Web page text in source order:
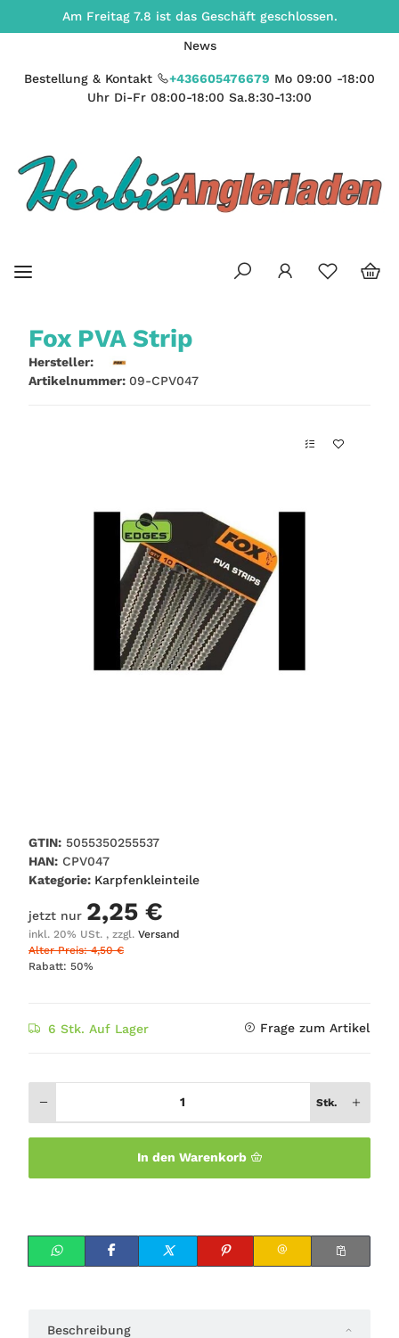
Am Freitag 7.8 ist das Geschäft geschlossen.
News
Bestellung & Kontakt +436605476679 Mo 09:00 -18:00
Uhr Di-Fr 08:00-18:00 Sa.8:30-13:00
Fox PVA Strip
Hersteller:
Artikelnummer: 09-CPV047
GTIN: 5055350255537
HAN: CPV047
Kategorie: Karpfenkleinteile
jetzt nur 2,25 €
inkl. 20% USt. , zzgl. Versand
Alter Preis: 4,50 €
Rabatt: 50%
6 Stk. Auf Lager Frage zum Artikel
Stk.
In den Warenkorb
Beschreibung